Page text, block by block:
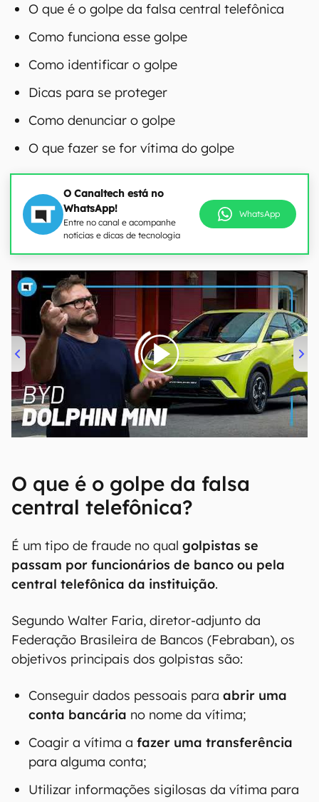
O que é o golpe da falsa central telefônica
Como funciona esse golpe
Como identificar o golpe
Dicas para se proteger
Como denunciar o golpe
O que fazer se for vítima do golpe
O Canaltech está no
WhatsApp!
Entre no canal e acompanhe
notícias e dicas de tecnologia
WhatsApp
00:00/04:07
O que é o golpe da falsa
central telefônica?
É um tipo de fraude no qual golpistas se
passam por funcionários de banco ou pela
central telefônica da instituição.
Segundo Walter Faria, diretor-adjunto da
Federação Brasileira de Bancos (Febraban), os
objetivos principais dos golpistas são:
Conseguir dados pessoais para abrir uma
conta bancária no nome da vítima;
Coagir a vítima a fazer uma transferência
para alguma conta;
Utilizar informações sigilosas da vítima para